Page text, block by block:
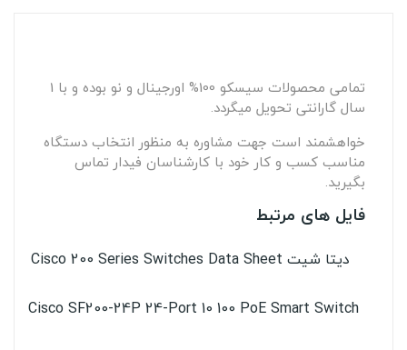
تمامی محصولات سیسکو 100% اورجینال و نو بوده و با 1
سال گارانتی تحویل میگردد.
خواهشمند است جهت مشاوره به منظور انتخاب دستگاه
مناسب کسب و کار خود با کارشناسان فیدار تماس
بگیرید.
فایل های مرتبط
دیتا شیت Cisco 200 Series Switches Data Sheet
Cisco SF200-24P 24-Port 10 100 PoE Smart Switch